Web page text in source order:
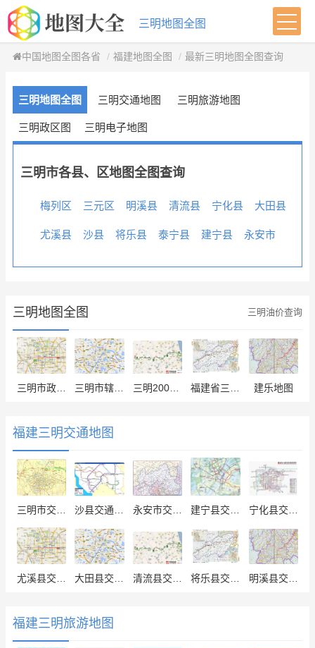
三明地图全图
中国地图全图各省 福建地图全图 最新三明地图全图查询
三明地图全图 三明交通地图 三明旅游地图
三明政区图 三明电子地图
三明市各县、区地图全图查询
梅列区 三元区 明溪县 清流县 宁化县 大田县
尤溪县 沙县 将乐县 泰宁县 建宁县 永安市
三明地图全图 三明油价查询
三明2004卫星地图 建乐地图
福建三明交通地图
福建三明旅游地图